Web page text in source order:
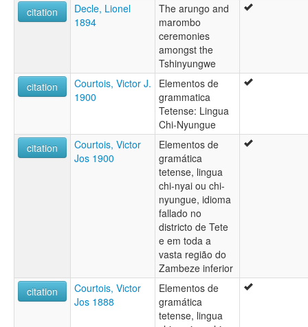
citation
Decle, Lionel
1894
The arungo and
marombo
ceremonies
amongst the
Tshinyungwe
citation
Courtois, Victor J.
1900
Elementos de
grammatica
Tetense: Lingua
Chi-Nyungue
citation
Courtois, Victor
Jos 1900
Elementos de
gramática
tetense, lingua
chi-nyai ou chi-
nyungue, idioma
fallado no
districto de Tete
e em toda a
vasta região do
Zambeze inferior
citation
Courtois, Victor
Jos 1888
Elementos de
gramática
tetense, lingua